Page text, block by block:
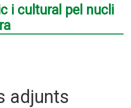
i cultural pel nucli
adjunts